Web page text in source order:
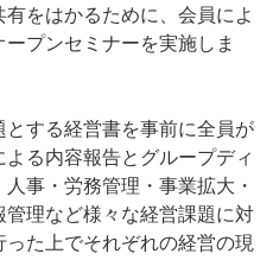
をはかるために、会員によ
プンセミナーを実施しま
する経営書を事前に全員が
る内容報告とグループディ
事・労務管理・事業拡大・
理など様々な経営課題に対
た上でそれぞれの経営の現